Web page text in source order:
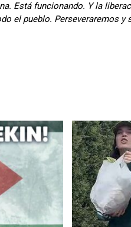
Está funcionando. Y la
el pueblo. Perseveraremos